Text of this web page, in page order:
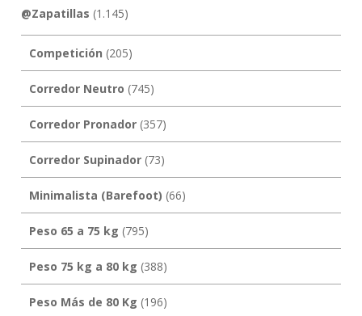
@Zapatillas (1.145)
Competición (205)
Corredor Neutro (745)
Corredor Pronador(357)
Corredor Supinador(73)
Minimalista (Barefoot) (66)
Peso 65 a 75 kg (795)
Peso 75 kg a 80 kg (388)
Peso Más de 80 Kg (196)